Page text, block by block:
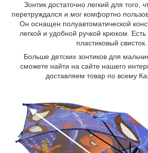
Зонтик достаточно легкий для того,
перетруждался и мог комфортно
Он оснащен полуавтоматической
легкой и удобной ручкой крюком.
пластиковый свисток.
Больше детских зонтиков для
сможете найти на сайте нашего
доставляем товар по всему